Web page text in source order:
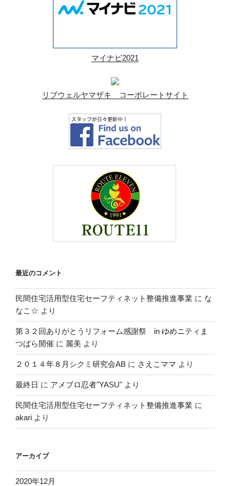
マイナビ2021
リブウェルヤマザキ コーポレートサイト
最近のコメント
民間住宅活用型住宅セーフティネット整備推進事業 に な
なこ☆ より
第３２回ありがとうリフォーム感謝祭 in ゆめニティま
つばら開催 に 麗美 より
２０１４年８月シクミ研究会AB に さえこママ より
最終日 に アメブロ忍者"YASU" より
民間住宅活用型住宅セーフティネット整備推進事業 に
akari より
アーカイブ
2020年12月